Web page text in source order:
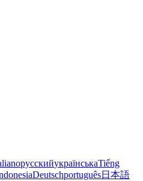
русскийукраїнськаTiếng
Deutschportuguês日本語